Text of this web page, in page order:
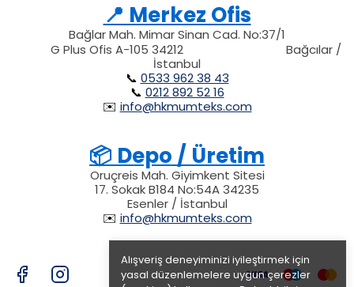
Alışveriş deneyiminizi iyileştirmek için
yasal düzenlemelere uygun çerezler
📍 Merkez Ofis
Bağlar Mah. Mimar Sinan Cad. No:37/1
G Plus Ofis A-105 34212
Bağcılar /
İstanbul
📞 0533 962 38 43
📞 0212 892 52 16
✉️ info@hkmumteks.com
📦 Depo / Üretim
Oruçreis Mah. Giyimkent Sitesi
17. Sokak B184 No:54A 34235
Esenler / İstanbul
✉️ info@hkmumteks.com